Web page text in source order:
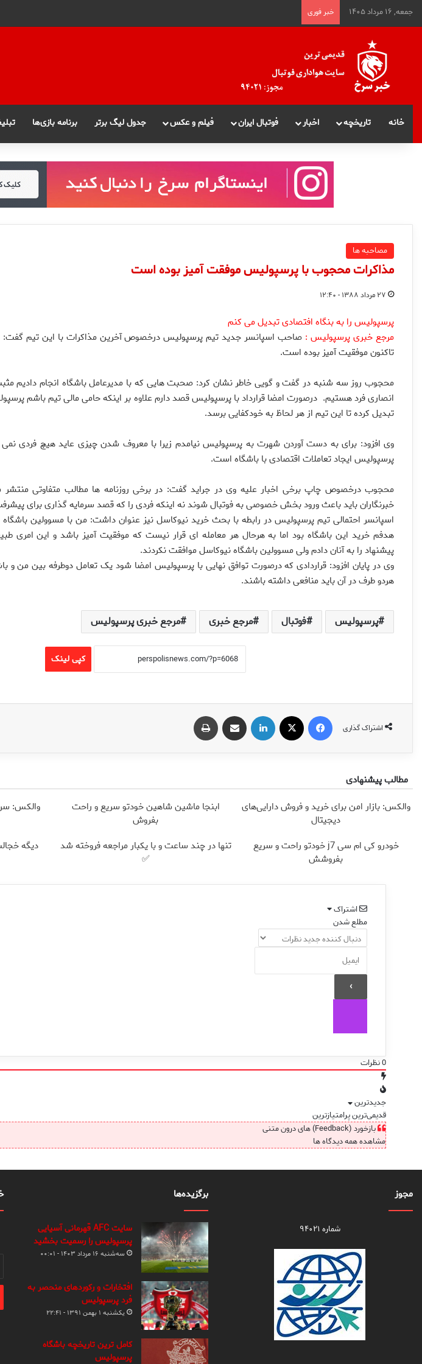
جمعه, ۱۶ مرداد ۱۴۰۵ خبر فوری
خانه تاریخچه اخبار فوتبال ایران فیلم و عکس جدول لیگ برتر برنامه بازی‌ها
مصاحبه ها
مذاکرات محجوب با پرسپولیس موفقت آمیز بوده است
۲۷ مرداد ۱۳۸۸ - ۱۲:۴۰
پرسپولیس را به بنگاه افتصادی تبدیل می کنم
مرجع خبری پرسپولیس : صاحب اسپانسر جدید تیم پرسپولیس درخصوص آخرین مذاکرات با این تیم گفت:
تاکنون موفقیت آمیز بوده است.
محجوب روز سه شنبه در گفت و گویی خاطر نشان کرد: صحبت هایی که با مدیرعامل باشگاه انجام دادیم
انصاری فرد هستیم. درصورت امضا قرارداد با پرسپولیس قصد دارم علاوه بر اینکه حامی مالی تیم باشم
تبدیل کرده تا این تیم از هر لحاظ به خودکفایی برسد.
وی افزود: برای به دست آوردن شهرت به پرسپولیس نیامدم زیرا با معروف شدن چیزی عاید هیچ فردی
پرسپولیس ایجاد تعاملات اقتصادی با باشگاه است.
محجوب درخصوص چاپ برخی اخبار علیه وی در جراید گفت: در برخی روزنامه ها مطالب متفاوتی
خبرنگاران باید باعث ورود بخش خصوصی به فوتبال شوند نه اینکه فردی را که قصد سرمایه گذاری برای
اسپانسر احتمالی تیم پرسپولیس در رابطه با بحث خرید نیوکاسل نیز عنوان داشت: من با مسوولین
هدفم خرید این باشگاه بود اما به هرحال هر معامله ای قرار نیست که موفقیت آمیز باشد و این امری
پیشنهاد را به آنان دادم ولی مسوولین باشگاه نیوکاسل موافقت نکردند.
وی در پایان افزود: قراردادی که درصورت توافق نهایی با پرسپولیس امضا شود یک تعامل دوطرفه بین من و
هردو طرف در آن باید منافعی داشته باشند.
پرسپولیس فوتبال مرجع خبری مرجع خبری پرسپولیس
کپی لینک
اشتراک گذاری
فیس بوک لینکدین اشتراک گذاری از طریق ایمیل
مطالب پیشنهادی
والکس: بازار امن برای خرید و فروش دارایی‌های
دیجیتال
ابنجا ماشین شاهین خودتو سریع و راحت
بفروش
والکس:
خودرو کی ام سی j7 خودتو راحت و سریع
بفروشش
تنها در چند ساعت و با یکبار مراجعه فروخته شد
✅
دیگه
اشتراک
مطلع شدن
0نظرات
جدیدترین
قدیمی‌ترینپرامتیازترین
بازخورد (Feedback) های درون متنی
مشاهده همه دیدگاه ها
مجوز
شماره ۹۴۰۲۱
برگزیده‌ها
سایت AFC قهرمانی آسیایی
پرسپولیس را رسمیت بخشید
سه‌شنبه ۱۶ مرداد ۱۴۰۳ - ۰۰:۰۱
افتخارات و رکوردهای منحصر به
فرد پرسپولیس
یکشنبه ۱ بهمن ۱۳۹۱ - ۲۲:۴۱
کامل ترین تاریخچه باشگاه
پرسپولیس